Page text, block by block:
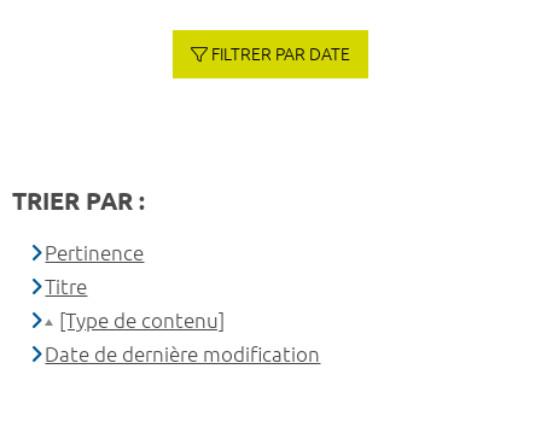
FILTRER PAR DATE
TRIER PAR :
Pertinence
Titre
[Type de contenu]
Date de dernière modification